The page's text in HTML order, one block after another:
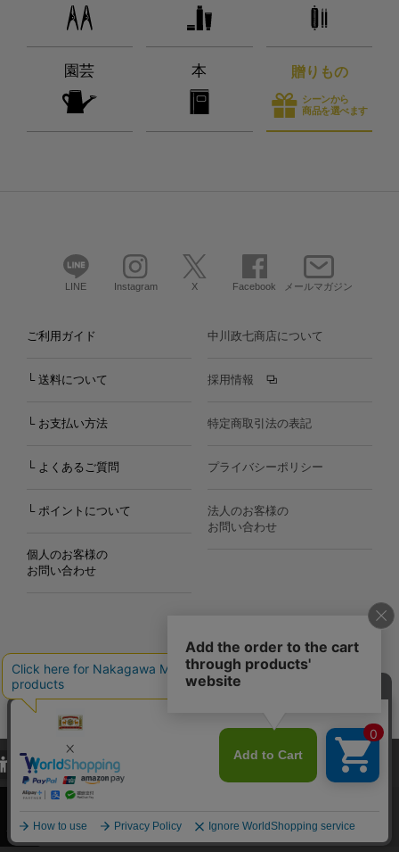
園芸 本 贈りもの
シーンから
商品を選べます
LINE Instagram X Facebook メールマガジン
ご利用ガイド
└ 送料について
└ お支払い方法
└ よくあるご質問
└ ポイントについて
個人のお客様の
お問い合わせ
中川政七商店について
採用情報
特定商取引法の表記
プライバシーポリシー
法人のお客様の
お問い合わせ
Copyright©2000
Nakagawa Masashichi Shoten All Rights Reserved.
当サイトでは、当サイト内における閲覧履歴・属性情報などの取得およ
び利便性向上のためにクッキー（Cookie）を使用いたします。詳細に
関しては「プライバシーポリシー
承諾する